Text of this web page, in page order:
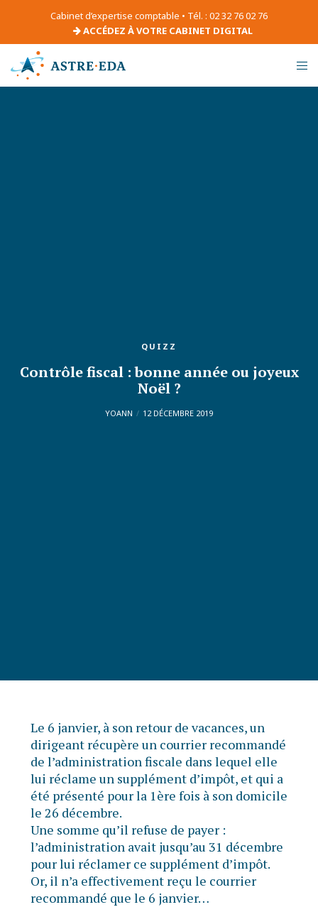
Cabinet d’expertise comptable • Tél. : 02 32 76 02 76
ACCÉDEZ À VOTRE CABINET DIGITAL
QUIZZ
Contrôle fiscal : bonne année ou joyeux
Noël ?
YOANN 12 DÉCEMBRE 2019
Le 6 janvier, à son retour de vacances, un
dirigeant récupère un courrier recommandé
de l’administration fiscale dans lequel elle
lui réclame un supplément d’impôt, et qui a
été présenté pour la 1ère fois à son domicile
le 26 décembre.
Une somme qu’il refuse de payer :
l’administration avait jusqu’au 31 décembre
pour lui réclamer ce supplément d’impôt.
Or, il n’a effectivement reçu le courrier
recommandé que le 6 janvier…